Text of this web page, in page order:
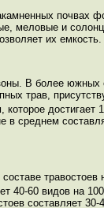
почвах
меловые и
их емкость.
В более южных
трав,
достигает
в среднем
40-60 видов на
составляет